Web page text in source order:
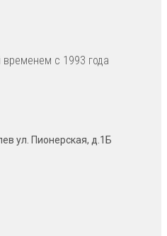
с 1993 года
ул. Пионерская, д.1Б